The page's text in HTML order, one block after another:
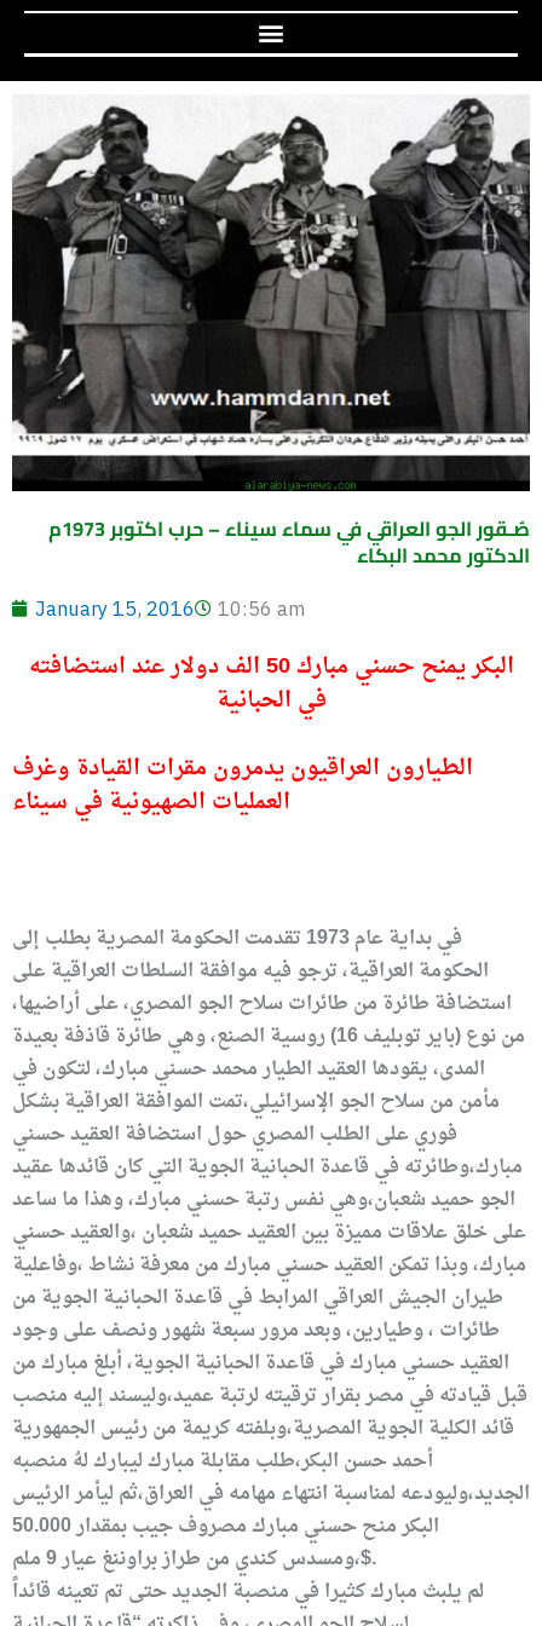
صُـقور الجو العراقي في سماء سيناء – حرب اكتوبر 1973م
الدكتور محمد البكاء
January 15, 2016 10:56 am
البكر يمنح حسني مبارك 50 الف دولار عند استضافته
في الحبانية
الطيارون العراقيون يدمرون مقرات القيادة وغرف
العمليات الصهيونية في سيناء
في بداية عام 1973 تقدمت الحكومة المصرية بطلب إلى
الحكومة العراقية، ترجو فيه موافقة السلطات العراقية على
استضافة طائرة من طائرات سلاح الجو المصري، على أراضيها،
من نوع (باير توبليف 16) روسية الصنع، وهي طائرة قاذفة بعيدة
المدى، يقودها العقيد الطيار محمد حسني مبارك، لتكون في
مأمن من سلاح الجو الإسرائيلي،تمت الموافقة العراقية بشكل
فوري على الطلب المصري حول استضافة العقيد حسني
مبارك،وطائرته في قاعدة الحبانية الجوية التي كان قائدها عقيد
الجو حميد شعبان،وهي نفس رتبة حسني مبارك، وهذا ما ساعد
على خلق علاقات مميزة بين العقيد حميد شعبان ،والعقيد حسني
مبارك، وبذا تمكن العقيد حسني مبارك من معرفة نشاط ،وفاعلية
طيران الجيش العراقي المرابط في قاعدة الحبانية الجوية من
طائرات ، وطيارين، وبعد مرور سبعة شهور ونصف على وجود
العقيد حسني مبارك في قاعدة الحبانية الجوية، أبلغ مبارك من
قبل قيادته في مصر بقرار ترقيته لرتبة عميد،وليسند إليه منصب
قائد الكلية الجوية المصرية،وبلفته كريمة من رئيس الجمهورية
أحمد حسن البكر،طلب مقابلة مبارك ليبارك لهُ منصبه
الجديد،وليودعه لمناسبة انتهاء مهامه في العراق،ثم ليأمر الرئيس
البكر منح حسني مبارك مصروف جيب بمقدار 50.000
$،ومسدس كندي من طراز براوننغ عيار 9 ملم.
لم يلبث مبارك كثيرا في منصبة الجديد حتى تم تعينه قائداً